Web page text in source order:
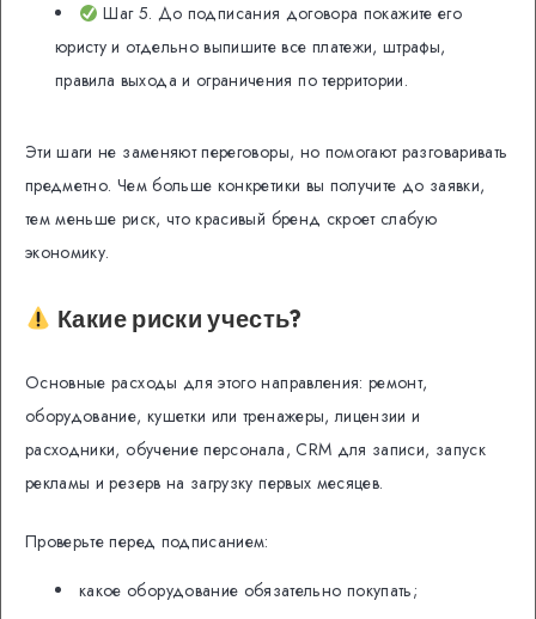
Шаг 5. До подписания договора покажите его
юристу и отдельно выпишите все платежи, штрафы,
правила выхода и ограничения по территории.
Эти шаги не заменяют переговоры, но помогают разговаривать
предметно. Чем больше конкретики вы получите до заявки,
тем меньше риск, что красивый бренд скроет слабую
экономику.
Какие риски учесть?
Основные расходы для этого направления: ремонт,
оборудование, кушетки или тренажеры, лицензии и
расходники, обучение персонала, CRM для записи, запуск
рекламы и резерв на загрузку первых месяцев.
Проверьте перед подписанием:
какое оборудование обязательно покупать;